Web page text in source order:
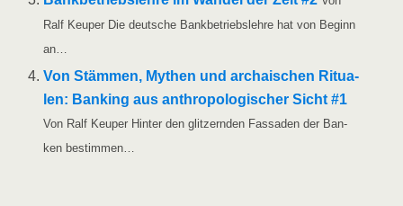
Ralf Keu­per Die deut­sche Bank­be­triebs­leh­re hat von Beginn
an…
Von Stäm­men, Mythen und archai­schen Ritua­
len: Ban­king aus anthro­po­lo­gi­scher Sicht #1
Von Ralf Keu­per Hin­ter den glit­zern­den Fas­sa­den der Ban­
ken bestimmen…